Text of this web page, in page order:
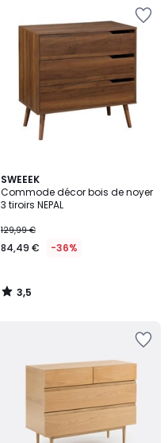
SWEEEK
Commode décor bois de noyer
3 tiroirs NEPAL
129,99 €
84,49 € -36%
3,5
/ 5
3,5
/